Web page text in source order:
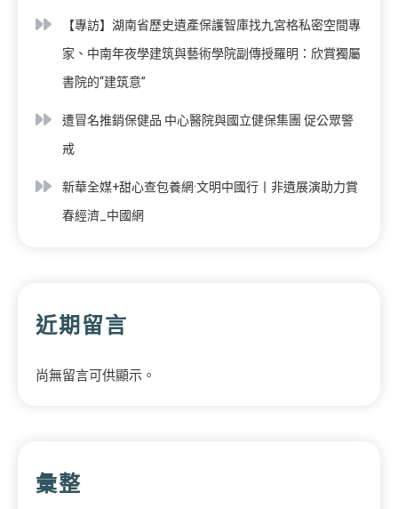
【專訪】湖南省歷史遺產保護智庫找九宮格私密空間專
家、中南年夜學建筑與藝術學院副傳授羅明：欣賞獨屬
書院的“建筑意”
遭冒名推銷保健品 中心醫院與國立健保集團 促公眾警
戒
新華全媒+甜心查包養網·文明中國行丨非遺展演助力賞
春經濟_中國網
近期留言
尚無留言可供顯示。
彙整